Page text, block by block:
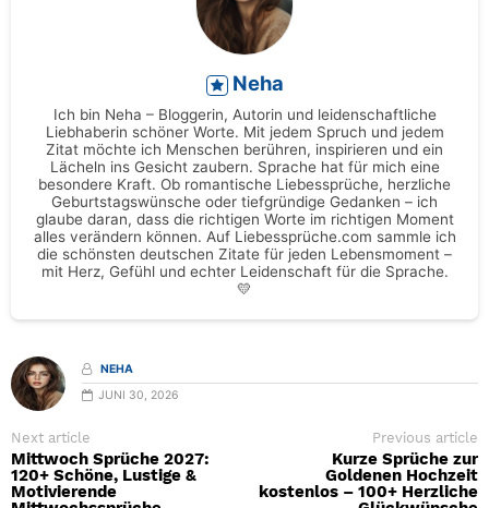
Neha
Ich bin Neha – Bloggerin, Autorin und leidenschaftliche
Liebhaberin schöner Worte. Mit jedem Spruch und jedem
Zitat möchte ich Menschen berühren, inspirieren und ein
Lächeln ins Gesicht zaubern. Sprache hat für mich eine
besondere Kraft. Ob romantische Liebessprüche, herzliche
Geburtstagswünsche oder tiefgründige Gedanken – ich
glaube daran, dass die richtigen Worte im richtigen Moment
alles verändern können. Auf Liebessprüche.com sammle ich
die schönsten deutschen Zitate für jeden Lebensmoment –
mit Herz, Gefühl und echter Leidenschaft für die Sprache.
💛
NEHA
JUNI 30, 2026
Next article
Mittwoch Sprüche 2027:
120+ Schöne, Lustige &
Motivierende
Previous article
Kurze Sprüche zur
Goldenen Hochzeit
kostenlos – 100+ Herzliche